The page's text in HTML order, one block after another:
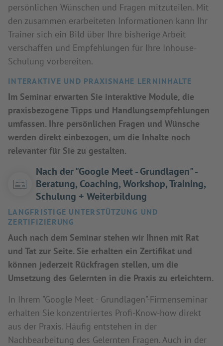
persönlichen Wünschen und Fragen mitzuteilen. Mit
den zusammen erarbeiteten Informationen kann Ihr
Trainer sich ein Bild über Ihre bisherige Arbeit
verschaffen und Empfehlungen für Ihre Inhouse-
Schulung vorbereiten.
INTERAKTIVE UND PRAXISNAHE LERNINHALTE
Im Seminar erwarten Sie interaktive Module, die
praxisbezogene Tipps und Handlungsempfehlungen
umfassen. Ihre persönlichen Fragen und Wünsche
werden direkt einbezogen, um die Inhalte noch
relevanter für Sie zu gestalten.
Nach der "Google Meet - Grundlagen" -
Beratung, Coaching, Workshop, Training,
Schulung + Weiterbildung
LANGFRISTIGE UNTERSTÜTZUNG UND
ZERTIFIZIERUNG
Auch nach dem Seminar stehen wir Ihnen mit Rat
und Tat zur Seite. Sie erhalten ein Zertifikat und
können jederzeit Rückfragen stellen, um die
Umsetzung des Gelernten in die Praxis zu erleichtern.
In Ihrem "Google Meet - Grundlagen"-Firmenseminar
erhalten Sie konzentriertes Profi-Know-how direkt
aus der Praxis. Häufig entstehen in der
Nachbearbeitung des Gelernten Fragen. Auch in der